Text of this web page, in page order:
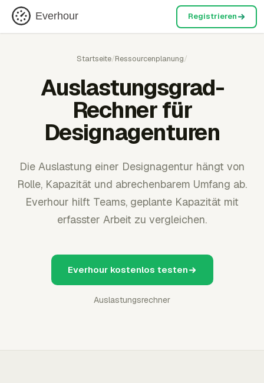
Everhour Registrieren
Startseite/Ressourcenplanung/
Auslastungsgrad-
Rechner für
Designagenturen
Die Auslastung einer Designagentur hängt von
Rolle, Kapazität und abrechenbarem Umfang ab.
Everhour hilft Teams, geplante Kapazität mit
erfasster Arbeit zu vergleichen.
Everhour kostenlos testen
Auslastungsrechner